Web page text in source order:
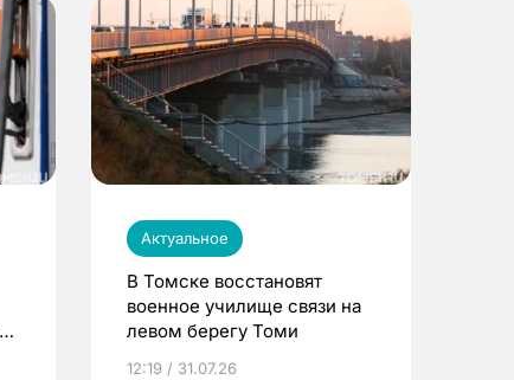
Актуальное
В Томске восстановят
военное училище связи на
левом берегу Томи
12:19 / 31.07.26